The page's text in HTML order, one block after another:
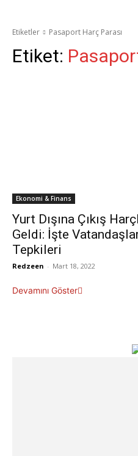
Etiketler Pasaport Harç Parası
Etiket:
Ekonomi & Finans
Yurt Dışına Çıkış
Geldi: İşte
Tepkileri
Redzeen - Mart 18, 2022
Devamını Göster